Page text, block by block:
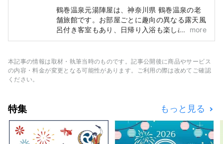
鶴巻温泉元湯陣屋は、神奈川県 鶴巻温泉の老
舗旅館です。お部屋ごとに趣向の異なる露天風
呂付き客室もあり、日帰り入浴も楽しめます。
東京・箱根の中間地の鶴巻温泉駅から徒歩5
開するブランド「緑屋」は、世界的庭園デザイ
ナー石原和幸氏とコラボした旅館、ホテルで
ス。貸切庭園付露天風呂や木の温もりあふれる
客室、会議室、キッズルームがございます。館
内の至る所に植物や花が溢れ、緑あふれる空間
です。2023年7月にミキハウス総研「ウエルカ
more
本記事の情報は取材・執筆当時のものです。記事公開後に商品やサービス
の内容・料金が変更となる可能性があります。ご利用の際は改めてご確認
ください。
特集 もっと見る